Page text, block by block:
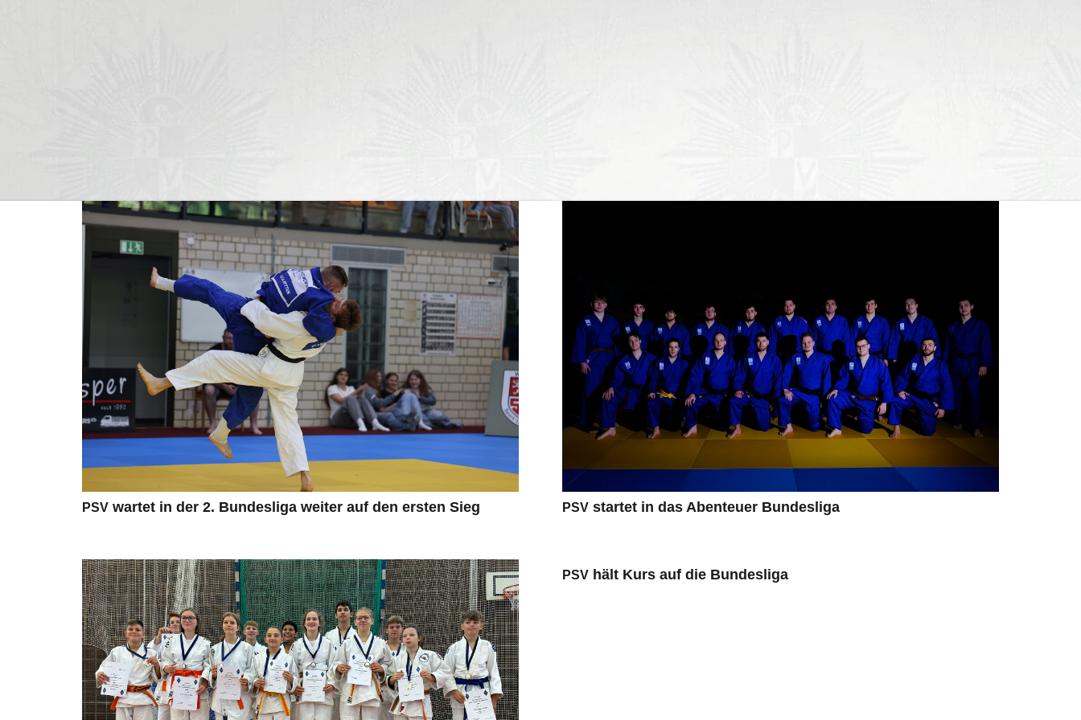
PSV war­tet in der 2. Bun­des­liga wei­ter auf den ers­ten Sieg PSV star­tet in das Aben­teuer Bundesliga
PSV hält Kurs auf die Bundesliga